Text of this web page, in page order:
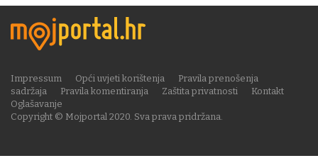
Copyright © Mojportal 2020. Sva prava pridržana.
Impressum Opći uvjeti korištenja
Pravila prenošenja
sadržaja
Pravila komentiranja Zaštita privatnosti
Kontakt
Oglašavanje